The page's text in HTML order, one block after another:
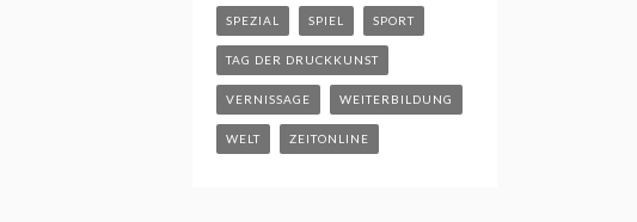
SPEZIAL SPIEL SPORT
TAG DER DRUCKKUNST
VERNISSAGE WEITERBILDUNG
WELT ZEITONLINE